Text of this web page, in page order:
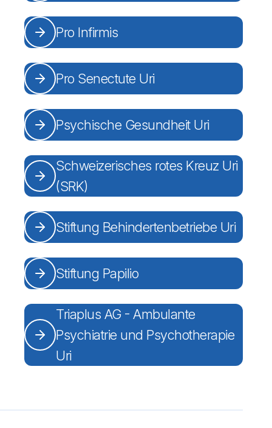
Pro Infirmis
Pro Senectute Uri
Psychische Gesundheit Uri
Schweizerisches rotes Kreuz Uri
(SRK)
Stiftung Behindertenbetriebe Uri
Stiftung Papilio
Triaplus AG - Ambulante
Psychiatrie und Psychotherapie
Uri